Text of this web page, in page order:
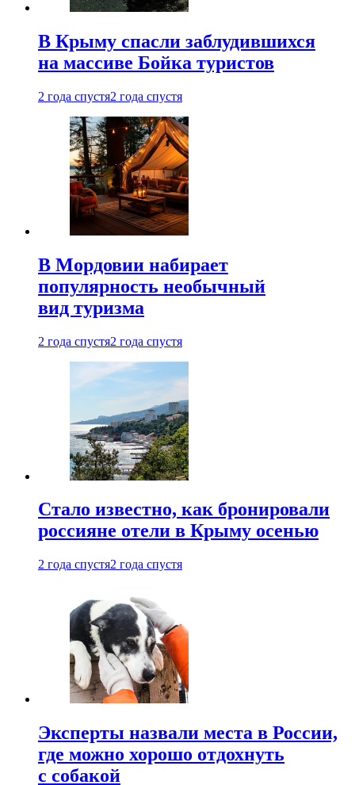
В Крыму спасли заблудившихся
на массиве Бойка туристов
2 года спустя2 года спустя
В Мордовии набирает
популярность необычный
вид туризма
2 года спустя2 года спустя
Стало известно, как бронировали
россияне отели в Крыму осенью
2 года спустя2 года спустя
Эксперты назвали места в России,
где можно хорошо отдохнуть
с собакой